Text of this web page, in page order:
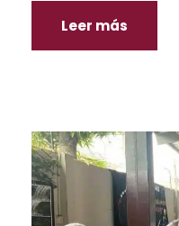
Leer más